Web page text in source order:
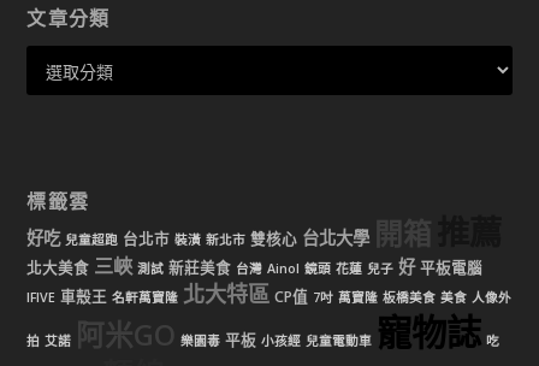
文章分類
標籤雲
好吃 兒童超跑 台北市 裝潢 新北市 雙核心 台北大學 開箱
北大美食 三峽 測試 新莊美食 台灣 Ainol 鏡頭 花蓮 兒子 好 平板電腦
IFIVE 車殼王 名軒萬寶隆 北大特區 CP值 7吋 萬寶隆 板橋美食 美食 人像外
拍 艾諾 阿米GO 樂園毒 平板 小孩經 兒童電動車 寵物誌 吃